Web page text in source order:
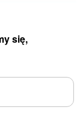
się,